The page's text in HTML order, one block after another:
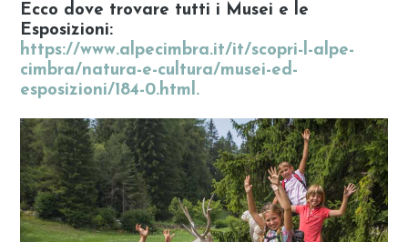
Ecco dove trovare tutti i Musei e le
Esposizioni:
https://www.alpecimbra.it/it/scopri-l-alpe-
cimbra/natura-e-cultura/musei-ed-
esposizioni/184-0.html.